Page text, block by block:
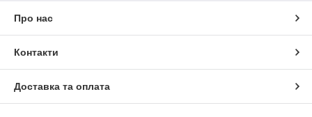
Про нас
Контакти
Доставка та оплата